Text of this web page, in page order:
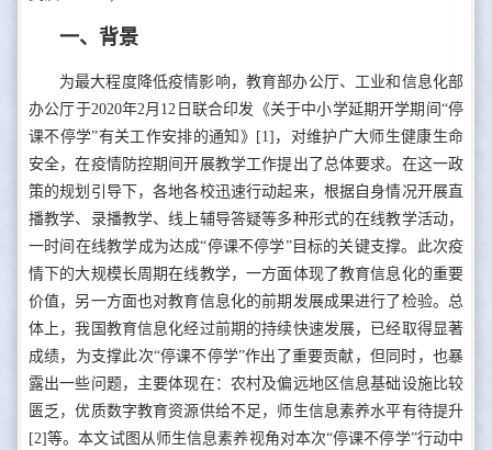
一、背景
为最大程度降低疫情影响，教育部办公厅、工业和信息化部
办公厅于2020年2月12日联合印发《关于中小学延期开学期间“停
课不停学”有关工作安排的通知》[1]，对维护广大师生健康生命
安全，在疫情防控期间开展教学工作提出了总体要求。在这一政
策的规划引导下，各地各校迅速行动起来，根据自身情况开展直
播教学、录播教学、线上辅导答疑等多种形式的在线教学活动，
一时间在线教学成为达成“停课不停学”目标的关键支撑。此次疫
情下的大规模长周期在线教学，一方面体现了教育信息化的重要
价值，另一方面也对教育信息化的前期发展成果进行了检验。总
体上，我国教育信息化经过前期的持续快速发展，已经取得显著
成绩，为支撑此次“停课不停学”作出了重要贡献，但同时，也暴
露出一些问题，主要体现在：农村及偏远地区信息基础设施比较
匮乏，优质数字教育资源供给不足，师生信息素养水平有待提升
[2]等。本文试图从师生信息素养视角对本次“停课不停学”行动中